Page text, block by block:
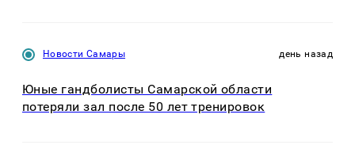
Новости Самары день назад
Юные гандболисты Самарской области
потеряли зал после 50 лет тренировок